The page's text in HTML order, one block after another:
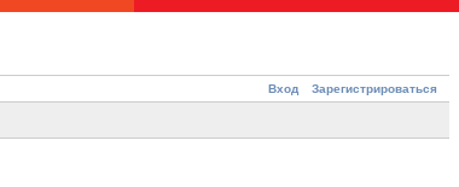
Вход Зарегистрироваться